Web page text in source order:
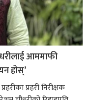
आममाफी
होस्’
प्रहरी निरीक्षक